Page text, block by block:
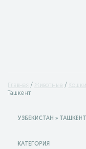
Главная Животные Кошки
Ташкент
УЗБЕКИСТАН »
КАТЕГОРИЯ